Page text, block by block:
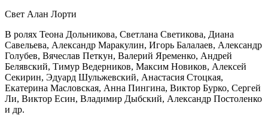
Свет Алан Лорти
В ролях Теона Дольникова, Светлана Светикова, Диана
Савельева, Александр Маракулин, Игорь Балалаев, Александр
Голубев, Вячеслав Петкун, Валерий Яременко, Андрей
Белявский, Тимур Ведерников, Максим Новиков, Алексей
Секирин, Эдуард Шульжевский, Анастасия Стоцкая,
Екатерина Масловская, Анна Пингина, Виктор Бурко, Сергей
Ли, Виктор Есин, Владимир Дыбский, Александр Постоленко
и др.